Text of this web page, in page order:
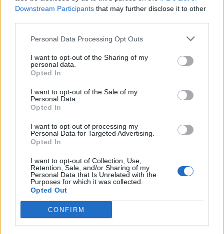
Downstream Participants that may further disclose it to other
Personal Data Processing Opt Outs
I want to opt-out of the Sharing of my
personal data.
Opted In
I want to opt-out of the Sale of my
Personal Data.
Opted In
I want to opt-out of processing my
Personal Data for Targeted Advertising.
Opted In
I want to opt-out of Collection, Use,
Retention, Sale, and/or Sharing of my
Personal Data that Is Unrelated with the
Purposes for which it was collected.
Opted Out
CONFIRM
CASTELLANETA
Centro storico in festa per san
Domenico tra celebrazioni religiose,
sport e musica popolare
La Redazione - sab 8 agosto